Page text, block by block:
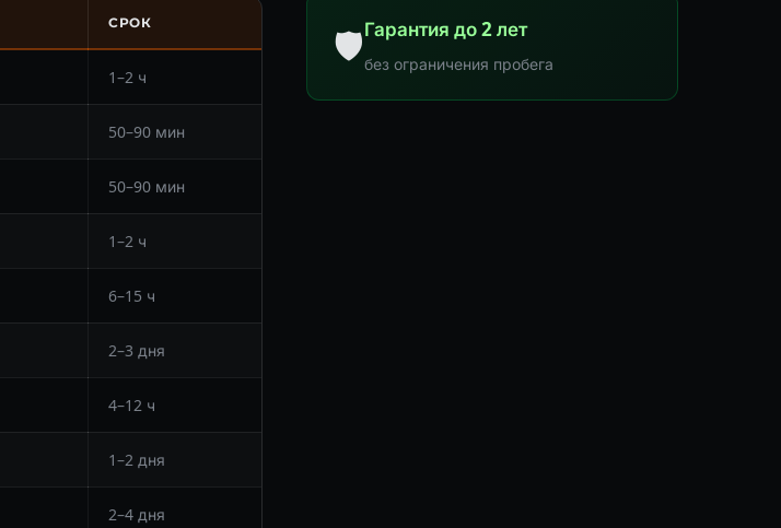
СРОК
1–2 ч
50–90 мин
50–90 мин
1–2 ч
6–15 ч
2–3 дня
4–12 ч
1–2 дня
2–4 дня
🛡Гарантия до 2 лет
без ограничения пробега